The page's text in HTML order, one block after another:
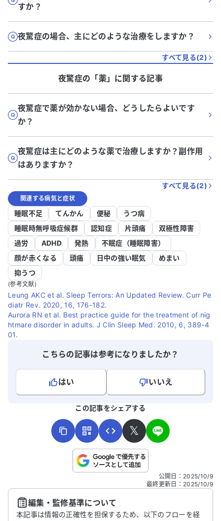
すか？
夜驚症の場合、主にどのような治療をしますか？
すべて見る(2)
夜驚症の「薬」に関する記事
夜驚症で薬が効かない場合、どうしたらよいです
か？
夜驚症は主にどのような薬で治療しますか？副作用
はありますか？
すべて見る(2)
関連する病気と症状
睡眠不足 てんかん 便秘
うつ病
睡眠時無呼吸症候群
認知症 片頭痛
双極性障害
過労
ADHD 発熱
不眠症（睡眠障害）
顔が赤くなる
頭痛 日中の強い眠気
めまい
抑うつ
(参考文献)
Leung AKC et al. Sleep Terrors: An Updated Review. Curr Pe
diatr Rev. 2020, 16, 176-182.
Aurora RN et al. Best practice guide for the treatment of nig
htmare disorder in adults. J Clin Sleep Med. 2010, 6, 389-4
01.
こちらの記事は参考になりましたか？
はい
いいえ
こちらは送信専用のフォームです。氏名やご自身の病気の詳細な
送信する
この記事をシェアする
𝕏
公開日 ： 2025/10/9
最終更新日 ： 2025/10/9
編集・監修基準について
本記事は情報の正確性を担保するため、以下のフローを経